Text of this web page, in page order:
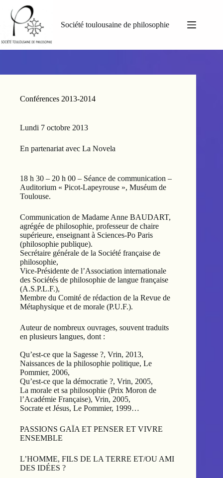
contenu
Société toulousaine de philosophie
Conférences 2013-2014
Lundi 7 octobre 2013
En partenariat avec La Novela
18 h 30 – 20 h 00 – Séance de communication –
Auditorium « Picot-Lapeyrouse », Muséum de
Toulouse.
Communication de Madame Anne BAUDART,
agrégée de philosophie, professeur de chaire
supérieure, enseignant à Sciences-Po Paris
(philosophie publique).
Secrétaire générale de la Société française de
philosophie,
Vice-Présidente de l’Association internationale
des Sociétés de philosophie de langue française
(A.S.P.L.F.),
Membre du Comité de rédaction de la Revue de
Métaphysique et de morale (P.U.F.).
Auteur de nombreux ouvrages, souvent traduits
en plusieurs langues, dont :
Qu’est-ce que la Sagesse ?, Vrin, 2013,
Naissances de la philosophie politique, Le
Pommier, 2006,
Qu’est-ce que la démocratie ?, Vrin, 2005,
La morale et sa philosophie (Prix Moron de
l’Académie Française), Vrin, 2005,
Socrate et Jésus, Le Pommier, 1999…
PASSIONS GAÏA ET PENSER ET VIVRE
ENSEMBLE
L’HOMME, FILS DE LA TERRE ET/OU AMI
DES IDÉES ?